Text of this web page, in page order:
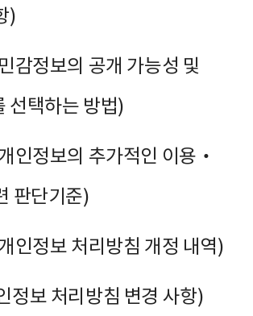
)
감정보의 공개 가능성 및
선택하는 방법)
인정보의 추가적인 이용‧
판단기준)
인정보 처리방침 개정 내역)
정보 처리방침 변경 사항)